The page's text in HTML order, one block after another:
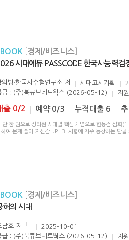
[경제/비즈니스]
시대에듀 PASSCODE 한국사능력검
의방·한국사수험연구소 저 시대고시기획
급 : (주)북큐브네트웍스 (2026-05-12)
지
출 0/2 예약 0/3 누적대출 6
단 한 권으로 정리된 시대별 핵심 개념으로 한능검 심화
하여 문제 풀이 자신감 UP! 3. 시험에 자주 등장하는 단골
[경제/비즈니스]
허의 시대
남호 저
2025-10-01
급 : (주)북큐브네트웍스 (2026-05-12)
지